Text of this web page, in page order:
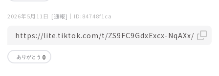
2026年5月11日 [通報] ｜ID:84748f1ca
https://lite.tiktok.com/t/ZS9FC9GdxExcx-NqAXx/
0